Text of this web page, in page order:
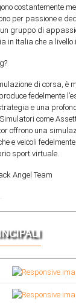
costantemente
per passione e
gruppo di
in Italia che a livello
di corsa, è
fedelmente
e una
come
offrono una
e veicoli
sport virtuale.
Angel Team